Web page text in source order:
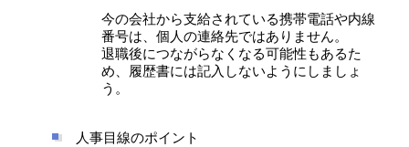
今の会社から支給されている携帯電話や内線
番号は、個人の連絡先ではありません。
退職後につながらなくなる可能性もあるた
め、履歴書には記入しないようにしましょ
う。
人事目線のポイント